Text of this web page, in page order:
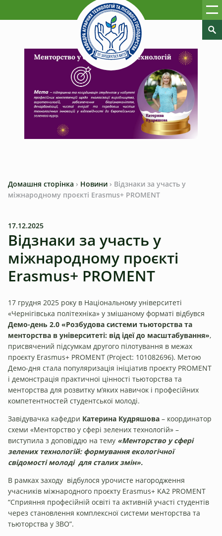
Домашня сторінка › Новини › Відзнаки за участь у
міжнародному проєкті Erasmus+ PROMENT
17.12.2025
Відзнаки за участь у
міжнародному проєкті
Erasmus+ PROMENT
17 грудня 2025 року в Національному університеті
«Чернігівська політехніка» у змішаному форматі відбувся
Демо-день 2.0 «Розбудова системи тьюторства та
менторства в університеті: від ідеї до масштабування»,
присвячений підсумкам другого пілотування в межах
проєкту Erasmus+ PROMENT (Project: 101082696). Метою
Демо-дня стала популяризація ініціатив проєкту PROMENT
і демонстрація практичної цінності тьюторства та
менторства для розвитку м’яких навичок і професійних
компетентностей студентської молоді.
Завідувачка кафедри Катерина Кудряшова – координатор
схеми «Менторство у сфері зелених технологій» –
виступила з доповіддю на тему «Менторство у сфері
зелених технологій: формування екологічної
свідомості молоді для сталих змін».
В рамках заходу відбулося урочисте нагородження
учасників міжнародного проєкту Erasmus+ KA2 PROMENT
“Сприяння професійній освіті та активній участі студентів
через становлення комплексної системи менторства та
тьюторства у ЗВО”.